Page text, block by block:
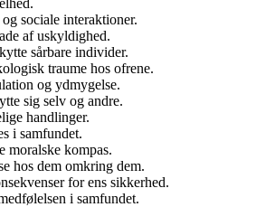
sociale interaktioner.
af uskyldighed.
sårbare individer.
traume hos ofrene.
og ydmygelse.
sig selv og andre.
handlinger.
i samfundet.
moralske kompas.
hos dem omkring dem.
for ens sikkerhed.
i samfundet.